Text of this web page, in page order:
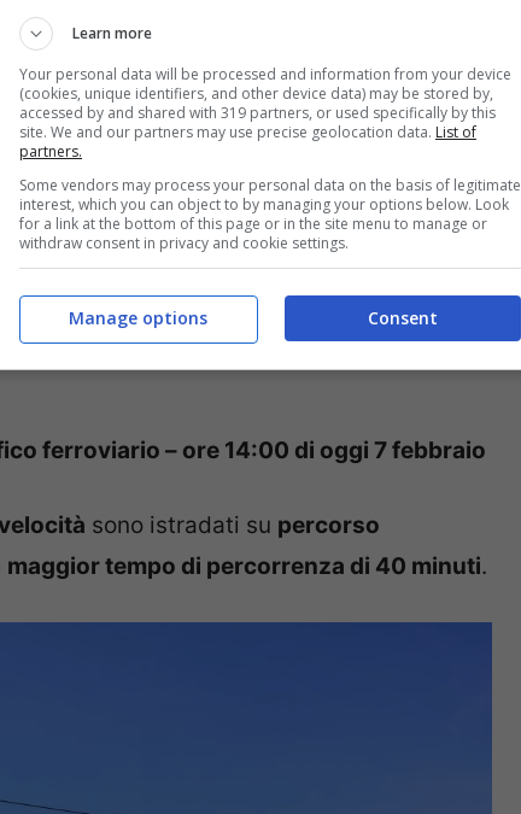
Milano Bologna è ancora chiusa.
da diverse sigle sindacali. Il primo è
CGIL, FIT-CISL, UILTRASPORTI, FAST
dalle ore 12:00 alle ore 14:00. Il secondo è
FS Italianeproclamato da alcune sigle
di oggi.
sulla linea ordinaria, si aggiungono così
ferroviario – ore 14:00 di oggi 7 febbraio
sono istradati su percorso
maggior tempo di percorrenza di 40 minuti.
Learn more
Your personal data will be processed and information from your device
(cookies, unique identifiers, and other device data) may be stored by,
accessed by and shared with 319 partners, or used specifically by this
site. We and our partners may use precise geolocation data. List of
partners.
Some vendors may process your personal data on the basis of legitimate
interest, which you can object to by managing your options below. Look
for a link at the bottom of this page or in the site menu to manage or
withdraw consent in privacy and cookie settings.
Consent
Manage options